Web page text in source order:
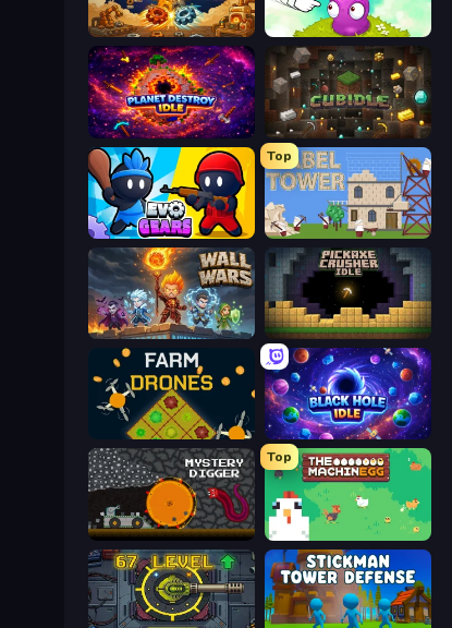
Gear Factory Clicker Heroes
Planet Destroy Idle Cubidle
Evo Gears
Top
Babel Tower
Wall Wars Pickaxe Crusher Idle
Farm Drones Black Hole Idle
Mystery Digger
Top
The MachinEGG